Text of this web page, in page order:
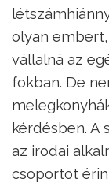
olyan
vállalná az
fokban. De
kérdésben. A
az irodai
csoportot